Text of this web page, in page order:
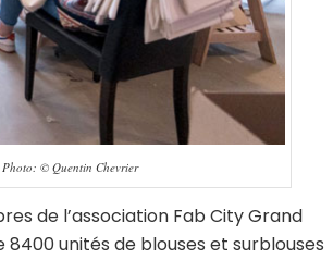
Photo: © Quentin Chevrier
de l’association Fab City Grand
unités de blouses et surblouses